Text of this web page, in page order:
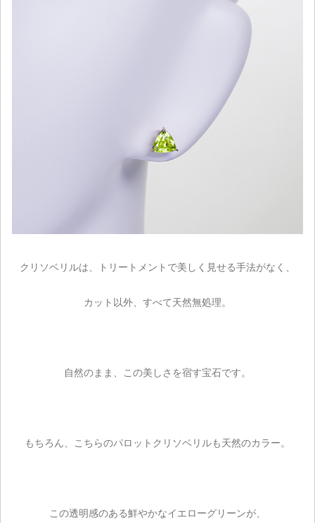
クリソベリルは、トリートメントで美しく見せる手法がなく、
カット以外、すべて天然無処理。
自然のまま、この美しさを宿す宝石です。
もちろん、こちらのパロットクリソベリルも天然のカラー。
この透明感のある鮮やかなイエローグリーンが、
カートを見る